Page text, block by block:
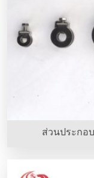
ส่วนประกอ